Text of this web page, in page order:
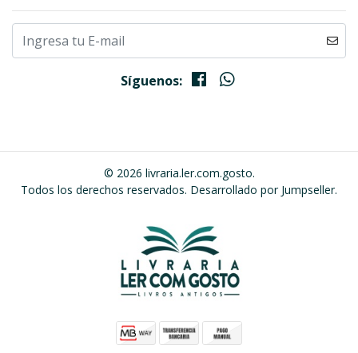
Síguenos:
© 2026 livraria.ler.com.gosto.
Todos los derechos reservados. Desarrollado por Jumpseller.